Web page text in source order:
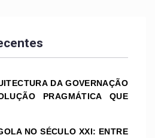
DA GOVERNAÇÃO
PRAGMÁTICA QUE
NO SÉCULO XXI: ENTRE